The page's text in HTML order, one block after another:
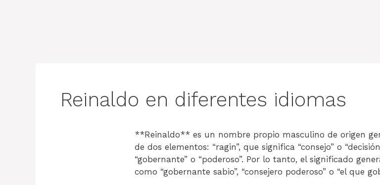
Reinaldo en diferentes idiomas
**Reinaldo** es un nombre propio masculino de origen
de dos elementos: “ragin”, que significa “consejo” o
“gobernante” o “poderoso”. Por lo tanto, el significado
como “gobernante sabio”, “consejero poderoso” o “el que